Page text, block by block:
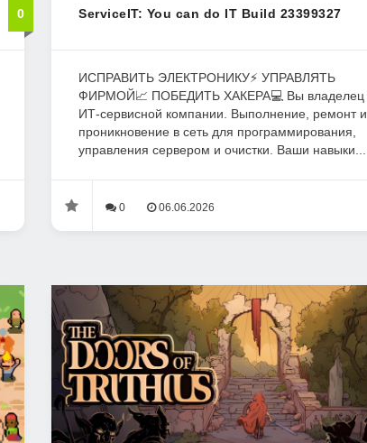
0 ServiceIT: You can do IT Build 23399327
ИСПРАВИТЬ ЭЛЕКТРОНИКУ⚡️ УПРАВЛЯТЬ
ФИРМОЙ📈 ПОБЕДИТЬ ХАКЕРА💻 Вы владелец
ИТ-сервисной компании. Выполнение, ремонт и
проникновение в сеть для программирования,
управления сервером и очистки. Ваши навыки...
0 06.06.2026